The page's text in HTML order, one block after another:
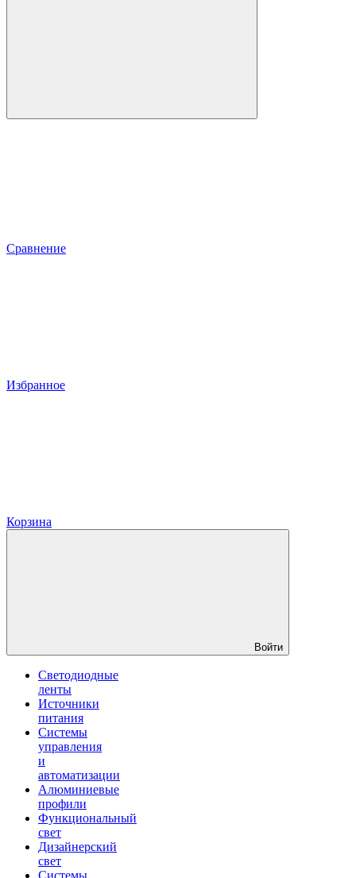
Сравнение
Избранное
Корзина
Войти
Светодиодные
ленты
Источники
питания
Системы
управления
и
автоматизации
Алюминиевые
профили
Функциональный
свет
Дизайнерский
свет
Системы